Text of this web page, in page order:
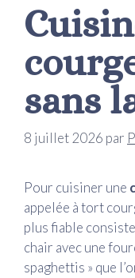
sans
8 juillet 2026 par
Pour cuisiner une
appelée à tort
plus fiable
chair avec une
spaghettis » que